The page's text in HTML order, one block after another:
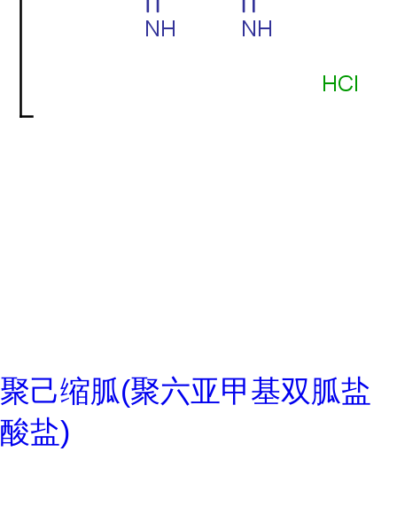
聚己缩胍(聚六亚甲基双胍盐
酸盐)